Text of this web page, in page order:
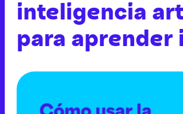
inteligencia
para aprender